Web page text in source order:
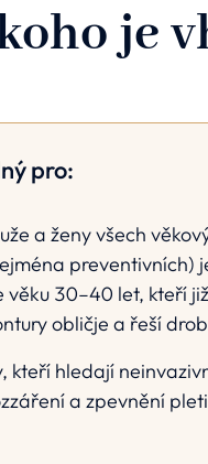
je
pro:
a ženy všech
preventivních)
věku 30–40 let, kteří
obličje a řeší
kteří hledají
a zpevnění pleti